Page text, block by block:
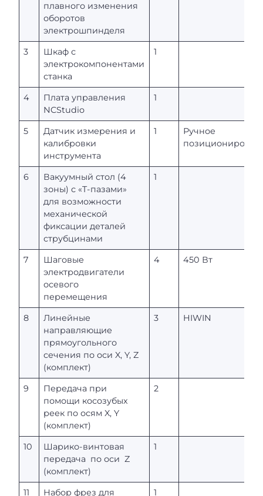
плавного изменения
оборотов
электрошпинделя
3
Шкаф с
электрокомпонентами
станка
1
4
Плата управления
NCStudio
1
5
Датчик измерения и
калибровки
инструмента
1
Ручное
6
Вакуумный стол (4
зоны) с «T-пазами»
для возможности
механической
фиксации деталей
струбцинами
1
7
Шаговые
электродвигатели
осевого
перемещения
4 450 Вт
8
Линейные
направляющие
прямоугольного
сечения по оси X, Y, Z
(комплект)
3 HIWIN
9
Передача при
помощи косозубых
реек по осям X, Y
(комплект)
2
10
Шарико-винтовая
передача по оси Z
(комплект)
1
11 Набор фрез для 1